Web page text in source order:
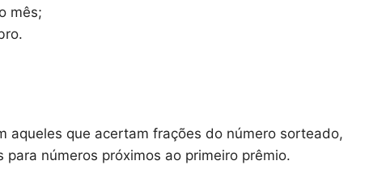
mês;
aqueles que acertam frações do número sorteado,
números próximos ao primeiro prêmio.